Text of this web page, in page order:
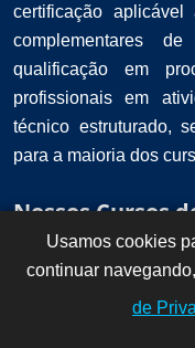
certificação aplicável
complementares
qualificação em
profissionais em
técnico estruturado,
para a maioria dos
Nossos Cursos
!
conosco
aqui!
Usamos cookies
continuar
de